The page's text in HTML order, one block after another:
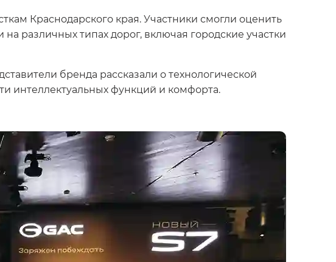
Краснодарского края. Участники смогли оценить
различных типах дорог, включая городские участки
бренда рассказали о технологической
интеллектуальных функций и комфорта.